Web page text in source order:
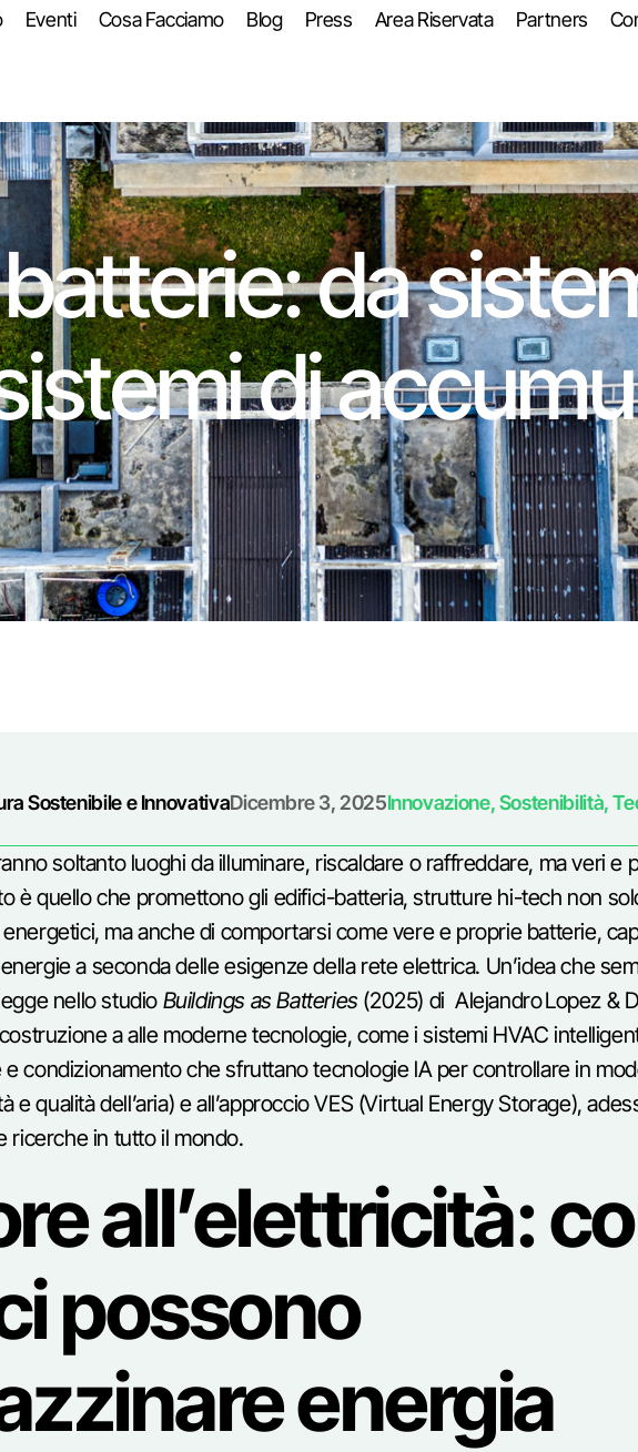
Eventi Cosa Facciamo Blog Press Area Riservata Partners
da
di
Sostenibile e InnovativaDicembre 3, 2025Innovazione,Sostenibilità,
soltanto luoghi da illuminare, riscaldare o raffreddare, ma veri e
è quello che promettono gli edifici-batteria, strutture hi-tech non
ma anche di comportarsi come vere e proprie batterie,
a seconda delle esigenze della rete elettrica. Un’idea che
nello studio Buildings as Batteries(2025) di Alejandro Lopez &
a alle moderne tecnologie, come i sistemi HVAC
condizionamento che sfruttano tecnologie lA per controllare in
e qualità dell’aria) e all’approccio VES (Virtual Energy Storage),
ricerche in tutto il mondo.
all’elettricità:
possono
energia